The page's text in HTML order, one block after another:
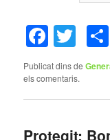
Publicat dins de
els comentaris.
Protegit: